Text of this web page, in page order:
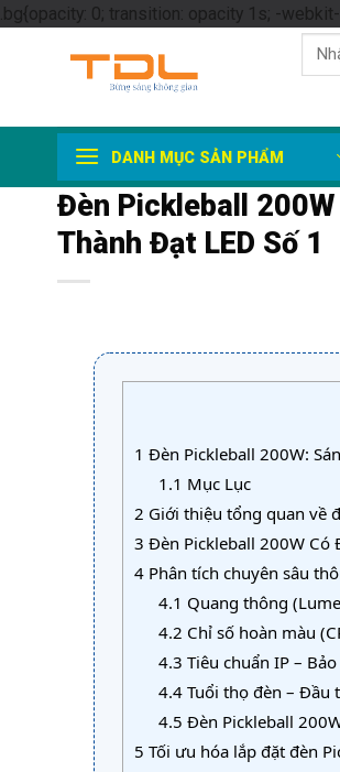
.bg{opacity: 0; transition: opacity 1s; -
Tìm
kiếm:
DANH MỤC SẢN PHẨM
Đèn Pickleball
Thành Đạt LED Số 1
1 Đèn Pickleball 200W:
1.1 Mục Lục
2 Giới thiệu tổng quan về
3 Đèn Pickleball 200W Có
4Phân tích chuyên sâu
4.1 Quang thông
4.2 Chỉ số hoàn màu
4.3 Tiêu chuẩn IP –
4.4 Tuổi thọ đèn – Đầu
4.5 Đèn Pickleball
5 Tối ưu hóa lắp đặt đèn